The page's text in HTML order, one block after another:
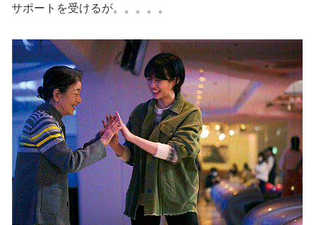
サポートを受けるが。。。。。